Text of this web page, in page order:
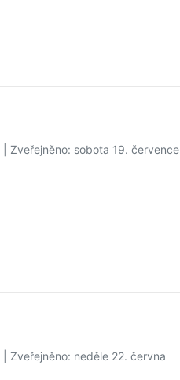
| Zveřejněno: sobota 19. července
| Zveřejněno: neděle 22. června